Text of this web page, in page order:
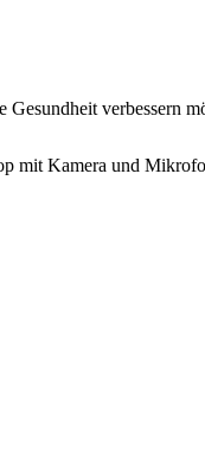
verbessern
mit Kamera und